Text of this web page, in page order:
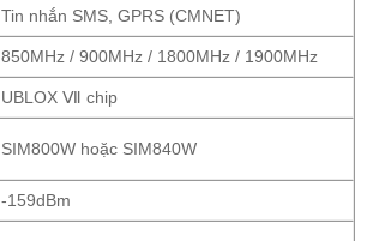
Tin nhắn SMS, GPRS (CMNET)
850MHz / 900MHz / 1800MHz / 1900MHz
UBLOX Ⅶ chip
SIM800W hoặc SIM840W
-159dBm